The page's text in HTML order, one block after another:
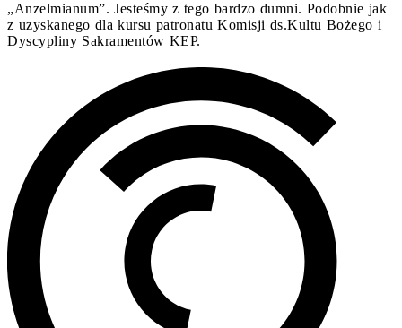
„Anzelmianum”. Jesteśmy z tego bardzo dumni. Podobnie jak
z uzyskanego dla kursu patronatu Komisji ds.Kultu Bożego i
Dyscypliny Sakramentów KEP.